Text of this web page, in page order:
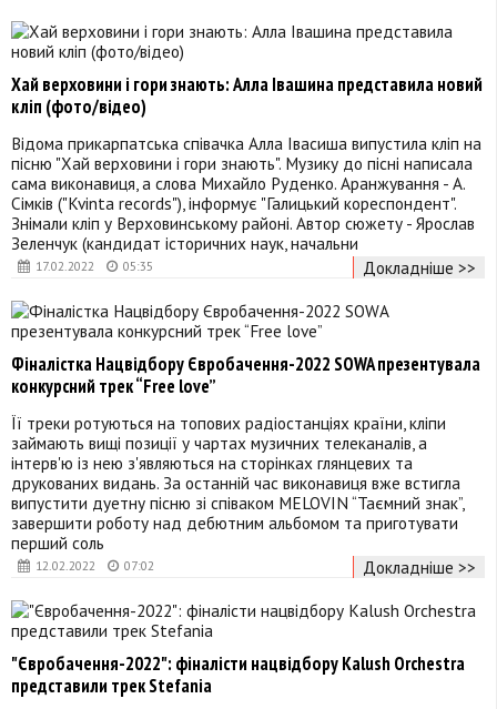
17.02.2022 05:35
Хай верховини і гори знають: Алла Івашина представила новий
кліп (фото/відео)
Відома прикарпатська співачка Алла Івасиша випустила кліп на
пісню "Хай верховини і гори знають". Музику до пісні написала
сама виконавиця, а слова Михайло Руденко. Аранжування - А.
Сімків ("Kvinta records"), інформує "Галицький кореспондент".
Знімали кліп у Верховинському районі. Автор сюжету - Ярослав
Зеленчук (кандидат історичних наук, начальни
Докладніше >>
12.02.2022 07:02
Фіналістка Нацвідбору Євробачення-2022 SOWA презентувала
конкурсний трек “Free love”
Її треки ротуються на топових радіостанціях країни, кліпи
займають вищі позиції у чартах музичних телеканалів, а
інтерв'ю із нею з'являються на сторінках глянцевих та
друкованих видань. За останній час виконавиця вже встигла
випустити дуетну пісню зі співаком MELOVIN “Таємний знак”,
завершити роботу над дебютним альбомом та приготувати
перший соль
Докладніше >>
"Євробачення-2022": фіналісти нацвідбору Kalush Orchestra
представили трек Stefania